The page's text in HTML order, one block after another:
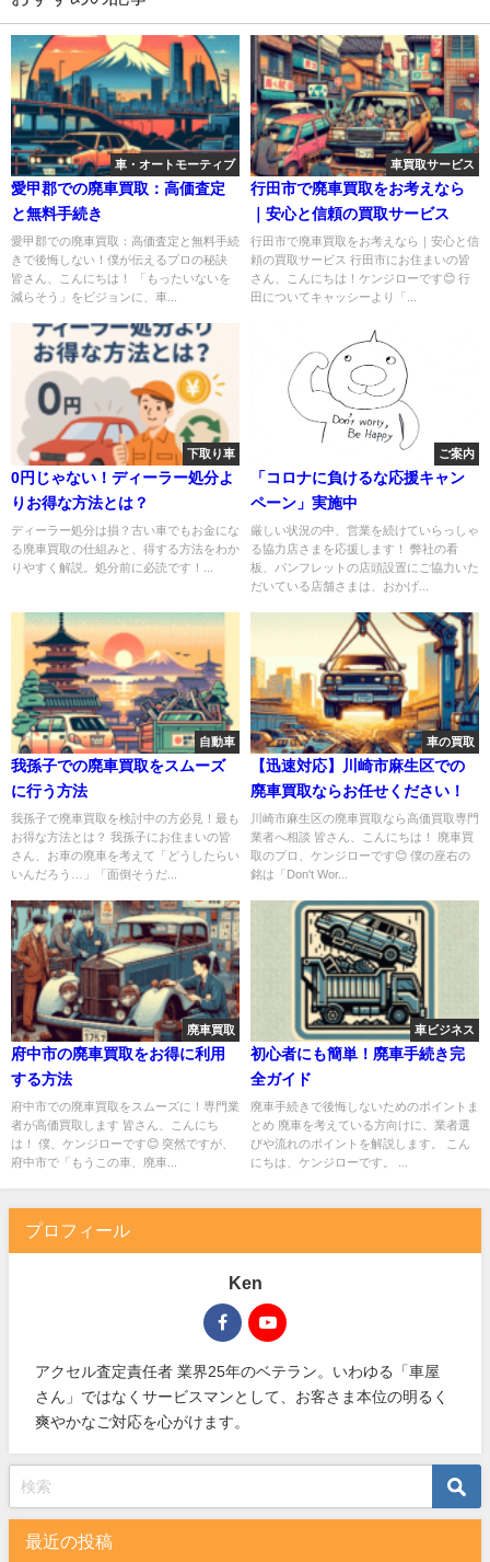
車・オートモーティブ
愛甲郡での廃車買取：高価査定
と無料手続き
愛甲郡での廃車買取：高価査定と無料手続
きで後悔しない！僕が伝えるプロの秘訣
皆さん、こんにちは！ 「もったいないを
減らそう」をビジョンに、車...
車買取サービス
行田市で廃車買取をお考えなら
｜安心と信頼の買取サービス
行田市で廃車買取をお考えなら｜安心と信
頼の買取サービス 行田市にお住まいの皆
さん、こんにちは！ケンジローです😊 行
田についてキャッシーより「...
下取り車
0円じゃない！ディーラー処分よ
りお得な方法とは？
ディーラー処分は損？古い車でもお金にな
る廃車買取の仕組みと、得する方法をわか
りやすく解説。処分前に必読です！...
ご案内
「コロナに負けるな応援キャン
ペーン」実施中
厳しい状況の中、営業を続けていらっしゃ
る協力店さまを応援します！ 弊社の看
板、パンフレットの店頭設置にご協力いた
だいている店舗さまは、おかげ...
自動車
我孫子での廃車買取をスムーズ
に行う方法
我孫子で廃車買取を検討中の方必見！最も
お得な方法とは？ 我孫子にお住まいの皆
さん、お車の廃車を考えて「どうしたらい
いんだろう…」「面倒そうだ...
車の買取
【迅速対応】川崎市麻生区での
廃車買取ならお任せください！
川崎市麻生区の廃車買取なら高価買取専門
業者へ相談 皆さん、こんにちは！ 廃車買
取のプロ、ケンジローです😊 僕の座右の
銘は「Don't Wor...
廃車買取
府中市の廃車買取をお得に利用
する方法
府中市での廃車買取をスムーズに！専門業
者が高価買取します 皆さん、こんにち
は！ 僕、ケンジローです😊 突然ですが、
府中市で「もうこの車、廃車...
車ビジネス
初心者にも簡単！廃車手続き完
全ガイド
廃車手続きで後悔しないためのポイントま
とめ 廃車を考えている方向けに、業者選
びや流れのポイントを解説します。 こん
にちは、ケンジローです。 ...
プロフィール
Ken
アクセル査定責任者 業界25年のベテラン。いわゆる「車屋
さん」ではなくサービスマンとして、お客さま本位の明るく
爽やかなご対応を心がけます。
最近の投稿